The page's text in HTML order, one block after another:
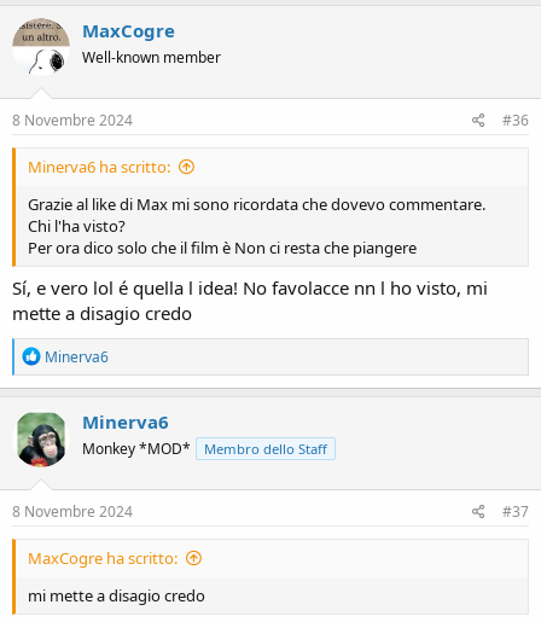
MaxCogre
Well-known member
8 Novembre 2024 #36
Minerva6 ha scritto:
Grazie al like di Max mi sono ricordata che dovevo commentare.
Chi l'ha visto?
Per ora dico solo che il film è Non ci resta che piangere
Sí, e vero lol é quella l idea! No favolacce nn l ho visto, mi
mette a disagio credo
R
e
a
c
t
i
o
n
s
Minerva6
Minerva6
Monkey *MOD* Membro dello Staff
8 Novembre 2024 #37
MaxCogre ha scritto:
mi mette a disagio credo